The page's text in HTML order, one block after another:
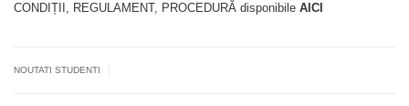
CONDIȚII, REGULAMENT, PROCEDURĂ disponibile AICI
NOUTATI STUDENTI